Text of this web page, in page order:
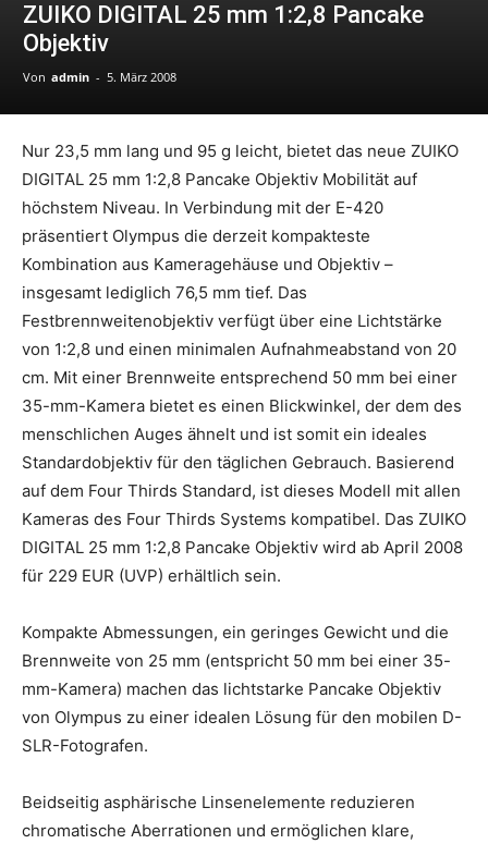
ZUIKO DIGITAL 25 mm 1:2,8 Pancake
Objektiv
Von admin - 5. März 2008
Nur 23,5 mm lang und 95 g leicht, bietet das neue ZUIKO
DIGITAL 25 mm 1:2,8 Pancake Objektiv Mobilität auf
höchstem Niveau. In Verbindung mit der E-420
präsentiert Olympus die derzeit kompakteste
Kombination aus Kameragehäuse und Objektiv –
insgesamt lediglich 76,5 mm tief. Das
Festbrennweitenobjektiv verfügt über eine Lichtstärke
von 1:2,8 und einen minimalen Aufnahmeabstand von 20
cm. Mit einer Brennweite entsprechend 50 mm bei einer
35-mm-Kamera bietet es einen Blickwinkel, der dem des
menschlichen Auges ähnelt und ist somit ein ideales
Standardobjektiv für den täglichen Gebrauch. Basierend
auf dem Four Thirds Standard, ist dieses Modell mit allen
Kameras des Four Thirds Systems kompatibel. Das ZUIKO
DIGITAL 25 mm 1:2,8 Pancake Objektiv wird ab April 2008
für 229 EUR (UVP) erhältlich sein.
Kompakte Abmessungen, ein geringes Gewicht und die
Brennweite von 25 mm (entspricht 50 mm bei einer 35-
mm-Kamera) machen das lichtstarke Pancake Objektiv
von Olympus zu einer idealen Lösung für den mobilen D-
SLR-Fotografen.
Beidseitig asphärische Linsenelemente reduzieren
chromatische Aberrationen und ermöglichen klare,